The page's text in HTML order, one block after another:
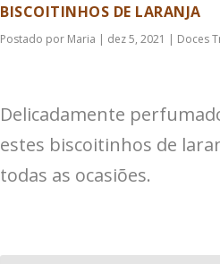
BISCOITINHOS DE LARANJA
Postado por Maria | dez 5, 2021 | Doces
Delicadamente
estes biscoitinhos de
todas as ocasiões.